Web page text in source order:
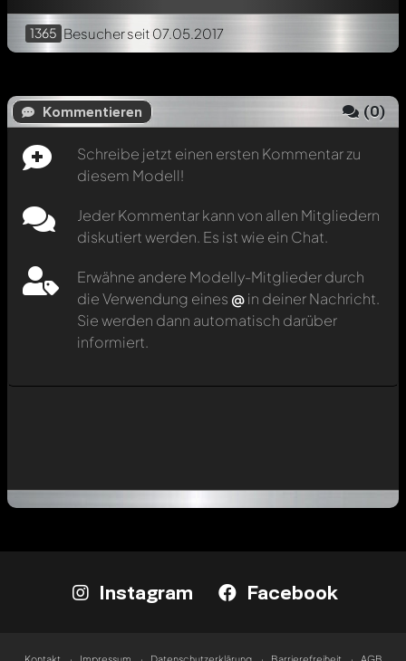
1365 Besucherseit 07.05.2017
Kommentieren (0)
Schreibe jetzt einen ersten Kommentar zu
diesem Modell!
Jeder Kommentar kann von allen Mitgliedern
diskutiert werden. Es ist wie ein Chat.
Erwähne andere Modelly-Mitglieder durch
die Verwendung eines @in deiner Nachricht.
Sie werden dann automatisch darüber
informiert.
Instagram Facebook